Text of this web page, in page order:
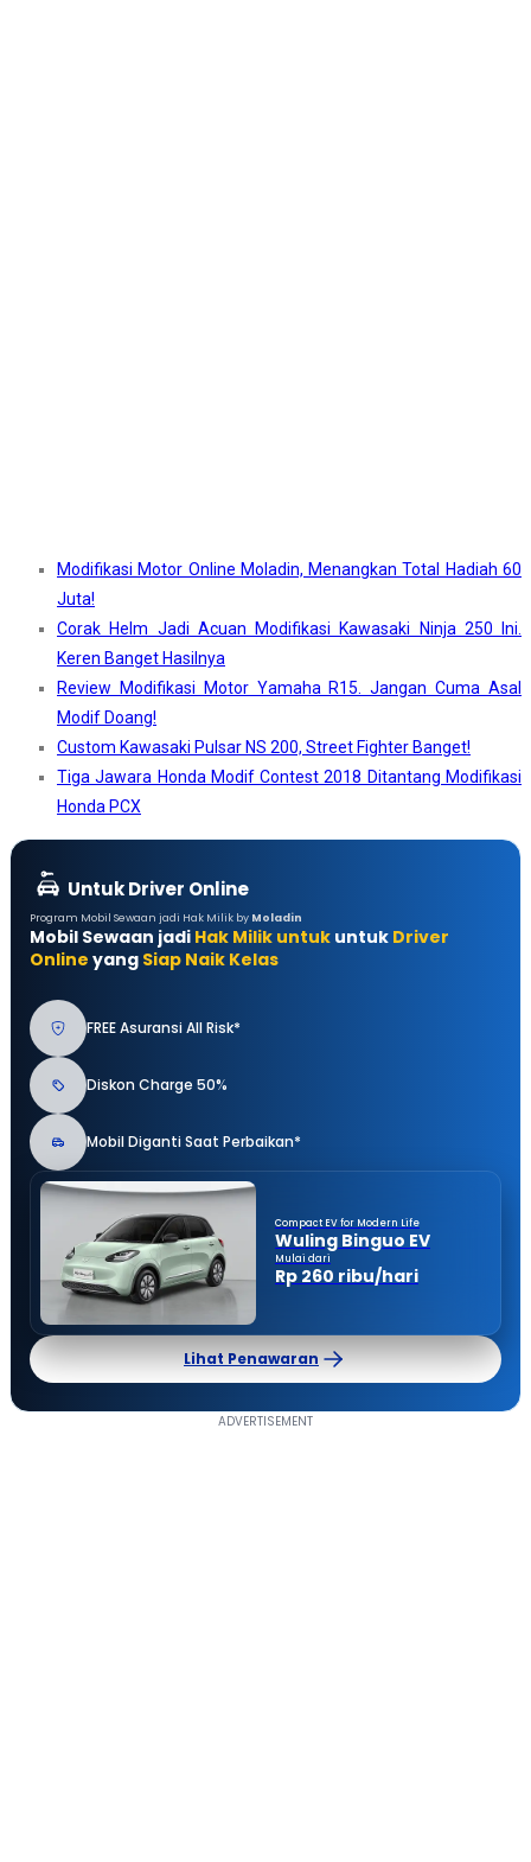
Modifikasi Motor Online Moladin, Menangkan Total Hadiah 60
Juta!
Corak Helm Jadi Acuan Modifikasi Kawasaki Ninja 250 Ini.
Keren Banget Hasilnya
Review Modifikasi Motor Yamaha R15. Jangan Cuma Asal
Modif Doang!
Custom Kawasaki Pulsar NS 200, Street Fighter Banget!
Tiga Jawara Honda Modif Contest 2018 Ditantang Modifikasi
Honda PCX
Untuk Driver Online
Program Mobil Sewaan jadi Hak Milik by Moladin
Mobil Sewaan jadi Hak Milik untuk untuk Driver
Online yang Siap Naik Kelas
FREE Asuransi All Risk*
Diskon Charge 50%
Mobil Diganti Saat Perbaikan*
Compact EV for Modern Life
Wuling Binguo EV
Mulai dari
Rp 260 ribu/hari
Lihat Penawaran